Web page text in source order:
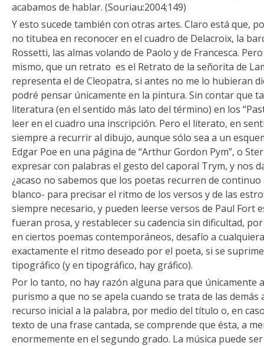
acabamos de hablar. (Souriau:2004;149)
Y esto sucede también con otras artes. Claro está que,
no titubea en reconocer en el cuadro de Delacroix, la
Rossetti, las almas volando de Paolo y de Francesca.
mismo, que un retrato es el Retrato de la señorita de
representa el de Cleopatra, si antes no me lo hubieran
podré pensar únicamente en la pintura. Sin contar que
literatura (en el sentido más lato del término) en los
leer en el cuadro una inscripción. Pero el literato, en
siempre a recurrir al dibujo, aunque sólo sea a un
Edgar Poe en una página de “Arthur Gordon Pym”, o
expresar con palabras el gesto del caporal Trym, y nos
¿acaso no sabemos que los poetas recurren de
blanco- para precisar el ritmo de los versos y de las
siempre necesario, y pueden leerse versos de Paul Fort
fueran prosa, y restablecer su cadencia sin dificultad,
en ciertos poemas contemporáneos, desafío a
exactamente el ritmo deseado por el poeta, si se
tipográfico (y en tipográfico, hay gráfico).
Por lo tanto, no hay razón alguna para que únicamente
purismo a que no se apela cuando se trata de las demás
recurso inicial a la palabra, por medio del título o, en
texto de una frase cantada, se comprende que ésta, a
enormemente en el segundo grado. La música puede